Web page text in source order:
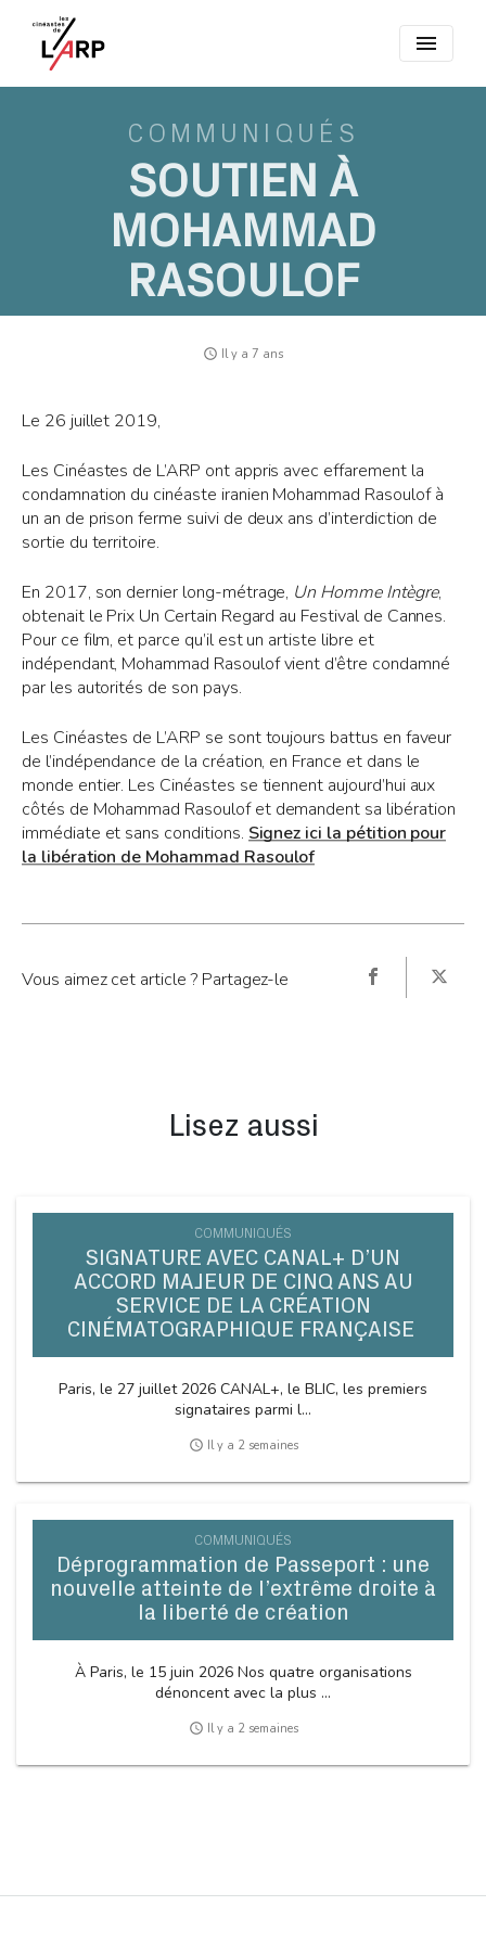
menu
COMMUNIQUÉS
SOUTIEN À
MOHAMMAD
RASOULOF
access_time Il y a 7 ans
Le 26 juillet 2019,
Les Cinéastes de L’ARP ont appris avec effarement la
condamnation du cinéaste iranien Mohammad Rasoulof à
un an de prison ferme suivi de deux ans d’interdiction de
sortie du territoire.
En 2017, son dernier long-métrage, Un Homme Intègre,
obtenait le Prix Un Certain Regard au Festival de Cannes.
Pour ce film, et parce qu’il est un artiste libre et
indépendant, Mohammad Rasoulof vient d’être condamné
par les autorités de son pays.
Les Cinéastes de L’ARP se sont toujours battus en faveur
de l’indépendance de la création, en France et dans le
monde entier. Les Cinéastes se tiennent aujourd’hui aux
côtés de Mohammad Rasoulof et demandent sa libération
immédiate et sans conditions. Signez ici la pétition pour
la libération de Mohammad Rasoulof
Vous aimez cet article ? Partagez-le
Lisez aussi
COMMUNIQUÉS
SIGNATURE AVEC CANAL+ D’UN
ACCORD MAJEUR DE CINQ ANS AU
SERVICE DE LA CRÉATION
CINÉMATOGRAPHIQUE FRANÇAISE
Paris, le 27 juillet 2026 CANAL+, le BLIC, les premiers
signataires parmi l...
access_time Il y a 2 semaines
COMMUNIQUÉS
Déprogrammation de Passeport : une
nouvelle atteinte de l’extrême droite à
la liberté de création
À Paris, le 15 juin 2026 Nos quatre organisations
dénoncent avec la plus ...
access_time Il y a 2 semaines